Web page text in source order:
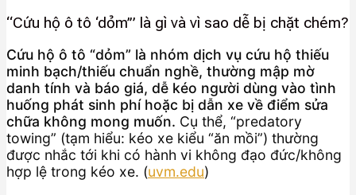
“Cứu hộ ô tô ‘dỏm’” là gì và vì sao dễ bị chặt chém?
Cứu hộ ô tô “dỏm” là nhóm dịch vụ cứu hộ thiếu
minh bạch/thiếu chuẩn nghề, thường mập mờ
danh tính và báo giá, dễ kéo người dùng vào tình
huống phát sinh phí hoặc bị dẫn xe về điểm sửa
chữa không mong muốn. Cụ thể, “predatory
towing” (tạm hiểu: kéo xe kiểu “ăn mồi”) thường
được nhắc tới khi có hành vi không đạo đức/không
hợp lệ trong kéo xe. (uvm.edu)